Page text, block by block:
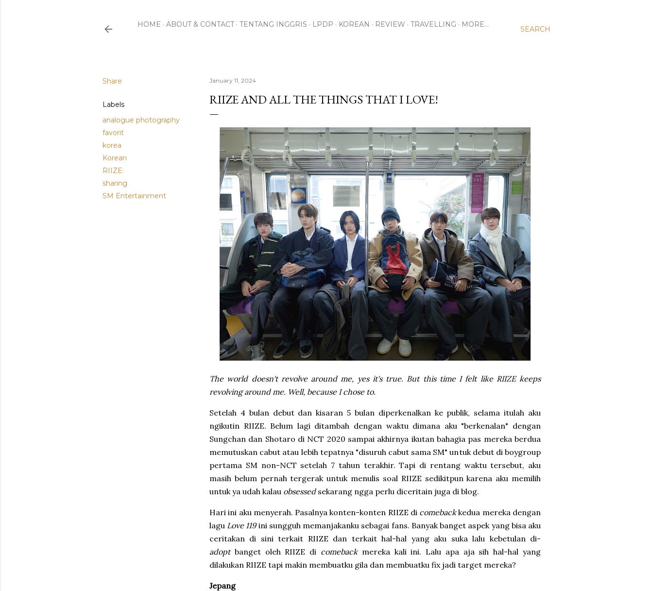
SEARCH
HOME ABOUT & CONTACT TENTANG INGGRIS LPDP KOREAN REVIEW TRAVELLING MORE…
Share
Labels
analogue photography
favorit
korea
Korean
RIIZE
sharing
SM Entertainment
January 11, 2024
RIIZE AND ALL THE THINGS THAT I LOVE!
The world doesn't revolve around me, yes it's true. But this time I felt like RIIZE keeps
revolving around me. Well, because I chose to.
Setelah 4 bulan debut dan kisaran 5 bulan diperkenalkan ke publik, selama itulah aku
ngikutin RIIZE. Belum lagi ditambah dengan waktu dimana aku "berkenalan" dengan
Sungchan dan Shotaro di NCT 2020 sampai akhirnya ikutan bahagia pas mereka berdua
memutuskan cabut atau lebih tepatnya "disuruh cabut sama SM" untuk debut di boygroup
pertama SM non-NCT setelah 7 tahun terakhir. Tapi di rentang waktu tersebut, aku
masih belum pernah tergerak untuk menulis soal RIIZE sedikitpun karena aku memilih
untuk ya udah kalau obsessedsekarang ngga perlu diceritain juga di blog.
Hari ini aku menyerah. Pasalnya konten-konten RIIZE di comebackkedua mereka dengan
lagu Love 119ini sungguh memanjakanku sebagai fans. Banyak banget aspek yang bisa aku
ceritakan di sini terkait RIIZE dan terkait hal-hal yang aku suka lalu kebetulan di-
adoptbanget oleh RIIZE di comebackmereka kali ini. Lalu apa aja sih hal-hal yang
dilakukan RIIZE tapi makin membuatku gila dan membuatku fix jadi target mereka?
Jepang